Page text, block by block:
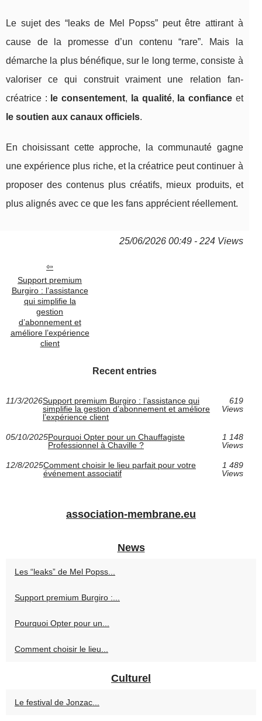
Le sujet des “leaks de Mel Popss” peut être attirant à
cause de la promesse d’un contenu “rare”. Mais la
démarche la plus bénéfique, sur le long terme, consiste à
valoriser ce qui construit vraiment une relation fan-
créatrice : le consentement, la qualité, la confianceet
le soutien aux canaux officiels.
En choisissant cette approche, la communauté gagne
une expérience plus riche, et la créatrice peut continuer à
proposer des contenus plus créatifs, mieux produits, et
plus alignés avec ce que les fans apprécient réellement.
25/06/2026 00:49 - 224 Views
Support premium
Burgiro : l’assistance
qui simplifie la
gestion
d’abonnement et
améliore l’expérience
client
Recent entries
11/3/2026Support premium Burgiro : l’assistance qui
simplifie la gestion d’abonnement et améliore
l’expérience client
619
Views
05/10/2025Pourquoi Opter pour un Chauffagiste
Professionnel à Chaville ?
1 148
Views
12/8/2025Comment choisir le lieu parfait pour votre
événement associatif
1 489
Views
association-membrane.eu
News
Les “leaks” de Mel Popss...
Support premium Burgiro :...
Pourquoi Opter pour un...
Comment choisir le lieu...
Culturel
Le festival de Jonzac...